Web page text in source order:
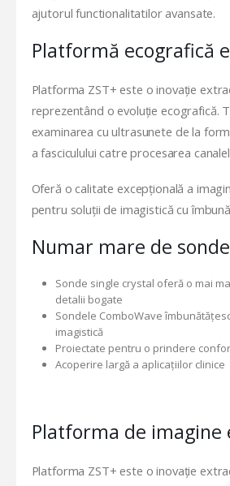
ajutorul functionalitatilor avansate.
Platformă ecografică
Platforma ZST+ este o inovație
reprezentând o evoluţie ecografică.
examinarea cu ultrasunete de la
a fasciculului catre procesarea
Oferă o calitate excepțională a
pentru soluții de imagistică cu
Numar mare de
Sonde single crystal oferă o mai
detalii bogate
Sondele ComboWave
imagistică
Proiectate pentru o prindere
Acoperire largă a aplicațiilor clinice
Platforma de imagine
Platforma ZST+ este o inovație